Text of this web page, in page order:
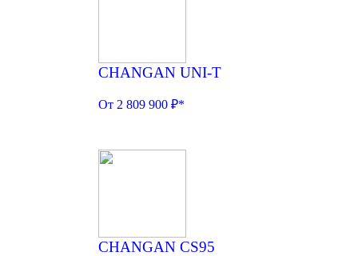
CHANGAN UNI-T
От 2 809 900 ₽*
CHANGAN CS95